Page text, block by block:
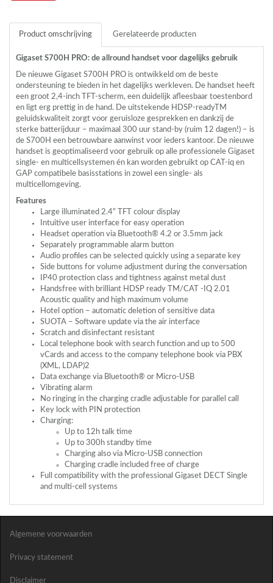
Product omschrijving Gerelateerde producten
Gigaset S700H PRO: de allround handset voor dagelijks gebruik
De nieuwe Gigaset S700H PRO is ontwikkeld om de beste
ondersteuning te bieden in het dagelijks werkleven. De handset heeft
een groot 2,4-inch
TFT -scherm, een duidelijk afleesbaar toestenbord
en ligt erg prettig in de hand. De uitstekende HDSP-readyTM
geluidskwaliteit zorgt voor geruisloze gesprekken en dankzij de
sterke batterijduur – maximaal 300 uur stand-by (ruim 12 dagen!) – is
de S700H een betrouwbare aanwinst voor ieders kantoor. De nieuwe
handset is geoptimaliseerd voor gebruik op alle professionele Gigaset
single- en multicellsystemen én kan worden gebruikt op CAT -iq en
GAP compatibele basisstations in zowel een single- als
multicellomgeving.
Features
Large illuminated 2.4”
TFT
colour display
Intuitive user interface for easy operation
Headset operation via Bluetooth® 4.2 or 3.5mm jack
Separately programmable alarm button
Audio profiles can be selected quickly using a separate key
Side buttons for volume adjustment during the conversation
IP40 protection class and tightness against metal dust
Handsfree with brilliant HDSP ready TM/CAT -IQ 2.01
Acoustic quality and high maximum volume
Hotel option – automatic deletion of sensitive data
SUOTA – Software update via the air interface
Scratch and disinfectant resistant
Local telephone book with search function and up to 500
vCards and access to the company telephone book via PBX
(XML, LDAP)2
Data exchange via Bluetooth® or Micro-USB
Vibrating alarm
No ringing in the charging cradle adjustable for parallel call
Key lock with PIN protection
Charging:
Up to 12h talk time
Up to 300h standby time
Charging also via Micro-USB connection
Charging cradle included free of charge
Full compatibility with the professional Gigaset DECT
Single
and multi-cell systems
Algemene voorwaarden
Privacy statement
Disclaimer